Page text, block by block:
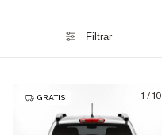
Filtrar
1 / 10
GRATIS